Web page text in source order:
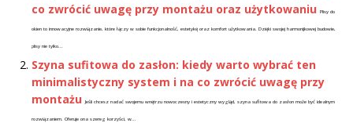
co zwrócić uwagę przy montażu oraz użytkowaniu
Plisy do
okien to innowacyjne rozwiązanie, które łączy w sobie funkcjonalność, estetykę oraz komfort użytkowania. Dzięki swojej harmonijkowej budowie,
plisy nie tylko...
Szyna sufitowa do zasłon: kiedy warto wybrać ten
minimalistyczny system i na co zwrócić uwagę przy
montażu
Jeśli chcesz nadać swojemu wnętrzu nowoczesny i estetyczny wygląd, szyna sufitowa do zasłon może być idealnym
rozwiązaniem. Oferuje ona szereg korzyści, w...